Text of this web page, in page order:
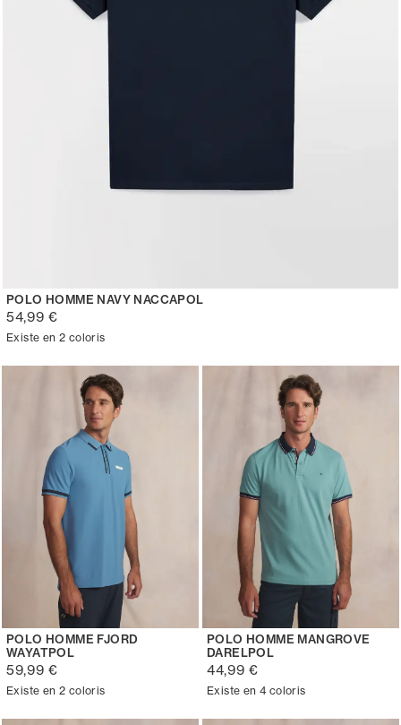
POLO HOMME NAVY NACCAPOL
54,99 €
Existe en 2 coloris
POLO HOMME FJORD
WAYATPOL
59,99 €
Existe en 2 coloris
POLO HOMME MANGROVE
DARELPOL
44,99 €
Existe en 4 coloris